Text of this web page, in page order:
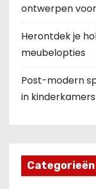
ontwerpen
Herontdek je
meubelopties
Post-modern
in kinderkamers
Categorieën